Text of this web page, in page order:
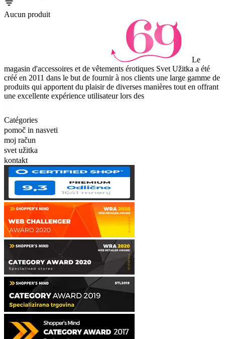
Aucun produit
Le
magasin d'accessoires et de vêtements érotiques Svet Užitka a été
créé en 2011 dans le but de fournir à nos clients une large gamme de
produits qui apportent du plaisir de diverses manières tout en offrant
une excellente expérience utilisateur lors des
Catégories
pomoč in nasveti
moj račun
svet užitka
kontakt